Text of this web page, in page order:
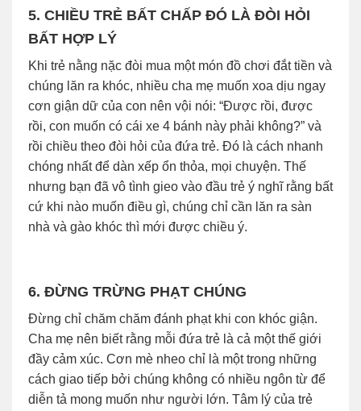
5. CHIỀU TRẺ BẤT CHẤP ĐÓ LÀ ĐÒI HỎI
BẤT HỢP LÝ
Khi trẻ nằng nặc đòi mua một món đồ chơi đắt tiền và
chúng lăn ra khóc, nhiều cha mẹ muốn xoa dịu ngay
cơn giận dữ của con nên vội nói: “Được rồi, được
rồi, con muốn có cái xe 4 bánh này phải không?” và
rồi chiều theo đòi hỏi của đứa trẻ. Đó là cách nhanh
chóng nhất để dàn xếp ổn thỏa, mọi chuyện. Thế
nhưng bạn đã vô tình gieo vào đầu trẻ ý nghĩ rằng bất
cứ khi nào muốn điều gì, chúng chỉ cần lăn ra sàn
nhà và gào khóc thì mới được chiều ý.
6. ĐỪNG TRỪNG PHẠT CHÚNG
Đừng chỉ chăm chăm đánh phạt khi con khóc giận.
Cha mẹ nên biết rằng mỗi đứa trẻ là cả một thế giới
đầy cảm xúc. Cơn mè nheo chỉ là một trong những
cách giao tiếp bởi chúng không có nhiều ngôn từ để
diễn tả mong muốn như người lớn. Tâm lý của trẻ